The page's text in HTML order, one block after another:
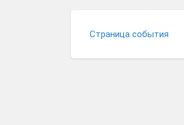
Страница события